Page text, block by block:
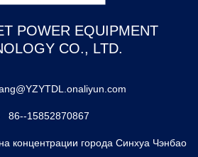
POWER EQUIPMENT
CO., LTD.
86--15852870867
концентрации города Синхуа Чэнбао